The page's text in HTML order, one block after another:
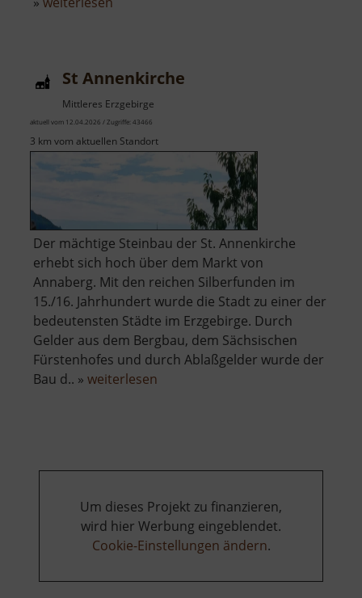
St Annenkirche
Mittleres Erzgebirge
aktuell vom 12.04.2026 / Zugriffe: 43466
3 km vom aktuellen Standort
Der mächtige Steinbau der St. Annenkirche
erhebt sich hoch über dem Markt von
Annaberg. Mit den reichen Silberfunden im
15./16. Jahrhundert wurde die Stadt zu einer der
bedeutensten Städte im Erzgebirge. Durch
Gelder aus dem Bergbau, dem Sächsischen
Fürstenhofes und durch Ablaßgelder wurde der
Bau d.. » weiterlesen
Um dieses Projekt zu finanzieren,
wird hier Werbung eingeblendet.
Cookie-Einstellungen ändern.